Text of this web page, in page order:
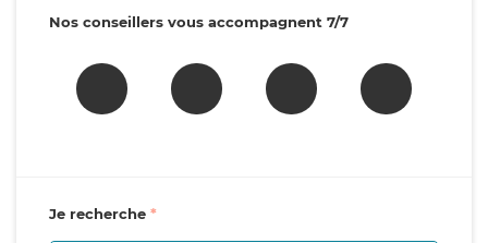
Nos conseillers vous accompagnent 7/7
Je recherche